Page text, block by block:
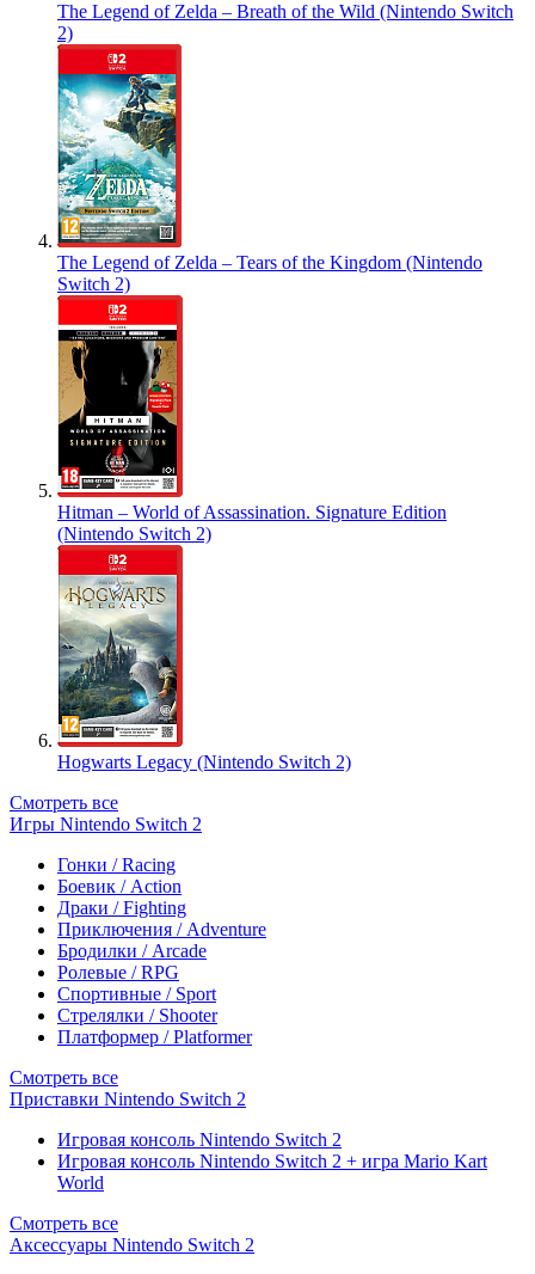
The Legend of Zelda – Breath of the Wild (Nintendo Switch
2)
The Legend of Zelda – Tears of the Kingdom (Nintendo
Switch 2)
Hitman – World of Assassination. Signature Edition
(Nintendo Switch 2)
Hogwarts Legacy (Nintendo Switch 2)
Смотреть все
Игры Nintendo Switch 2
Гонки / Racing
Боевик / Action
Драки / Fighting
Приключения / Adventure
Бродилки / Arcade
Ролевые / RPG
Спортивные / Sport
Стрелялки / Shooter
Платформер / Platformer
Смотреть все
Приставки Nintendo Switch 2
Игровая консоль Nintendo Switch 2
Игровая консоль Nintendo Switch 2 + игра Mario Kart
World
Смотреть все
Аксессуары Nintendo Switch 2